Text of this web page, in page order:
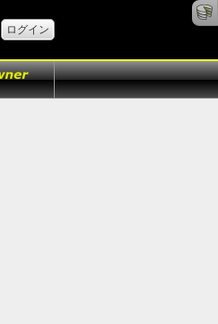
ログイン